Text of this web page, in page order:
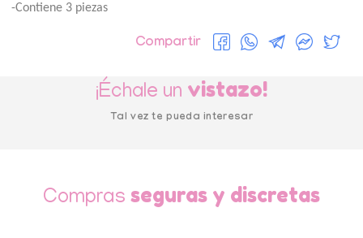
-Contiene 3 piezas
Compartir
¡Échale un vistazo!
Tal vez te pueda interesar
Compras seguras y discretas